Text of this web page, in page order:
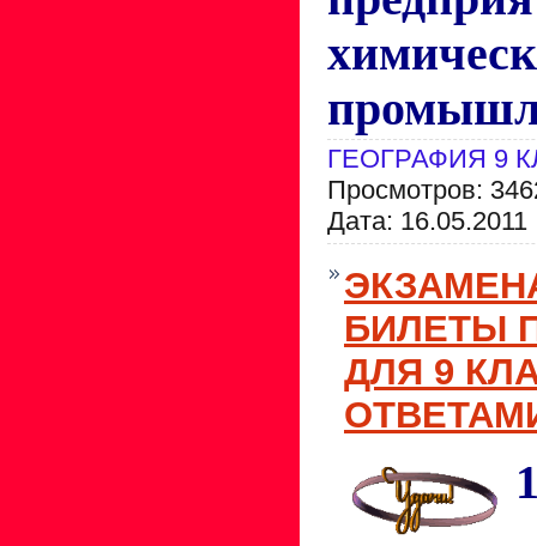
ГЕОГРАФИЯ 9
Просмотров:
Дата: 16.05.2011
БИЛЕТЫ
ДЛЯ 9